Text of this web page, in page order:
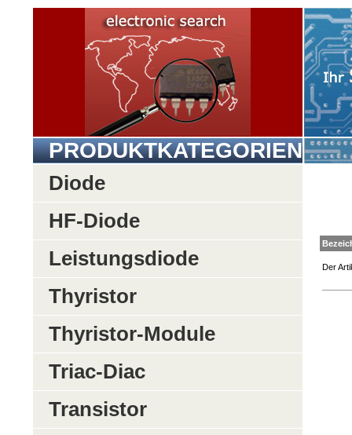
PRODUKTKATEGORIEN
Diode
HF-Diode
Leistungsdiode
Thyristor
Thyristor-Module
Triac-Diac
Transistor
Der